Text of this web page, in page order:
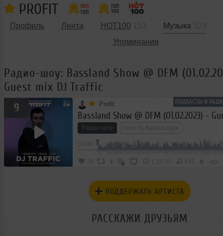
PROFIT
Профиль Лента HOT100 Музыка
Упоминания
Радио-шоу: Bassland Show @ DFM
Guest mix DJ Traffic
ПОДКАСТЫ И
9 Profit
Радио-шоу Drum 'N Bass/Jungle
30 1:10:35 432 </>
ПОДДЕРЖАТЬ АРТИСТА
РАССКАЖИ ДРУЗЬЯМ